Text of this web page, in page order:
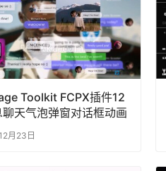
Toolkit FCPX插件12
天气泡弹窗对话框动画
月23日